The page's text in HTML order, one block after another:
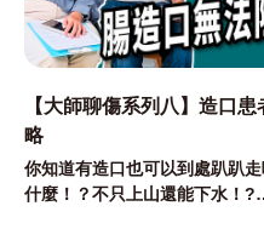
【大師聊傷系列八】造口
略
你知道有造口也可以到處趴趴走
什麼！？不只上山還能下水！?